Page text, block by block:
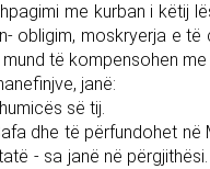
me kurban i këtij
obligim, moskryerja e
të kompensohen
janë:
së tij.
dhe të përfundohet në
- sa janë në